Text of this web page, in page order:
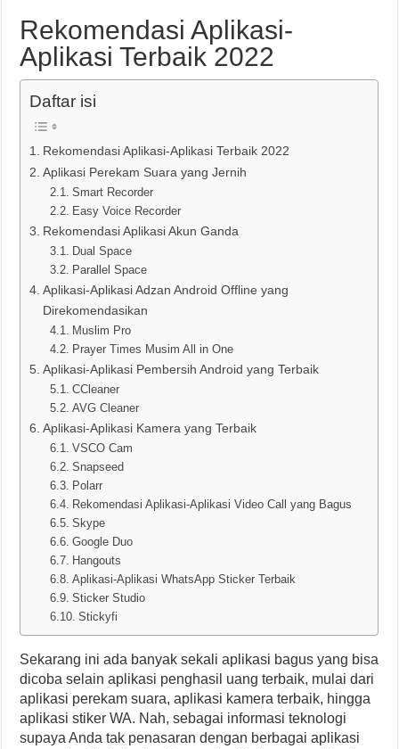
Rekomendasi Aplikasi-
Aplikasi Terbaik 2022
Daftar isi
Rekomendasi Aplikasi-Aplikasi Terbaik 2022
Aplikasi Perekam Suara yang Jernih
Smart Recorder
Easy Voice Recorder
Rekomendasi Aplikasi Akun Ganda
Dual Space
Parallel Space
Aplikasi-Aplikasi Adzan Android Offline yang
Direkomendasikan
Muslim Pro
Prayer Times Musim All in One
Aplikasi-Aplikasi Pembersih Android yang Terbaik
CCleaner
AVG Cleaner
Aplikasi-Aplikasi Kamera yang Terbaik
VSCO Cam
Snapseed
Polarr
Rekomendasi Aplikasi-Aplikasi Video Call yang Bagus
Skype
Google Duo
Hangouts
Aplikasi-Aplikasi WhatsApp Sticker Terbaik
Sticker Studio
Stickyfi
Sekarang ini ada banyak sekali aplikasi bagus yang bisa
dicoba selain aplikasi penghasil uang terbaik, mulai dari
aplikasi perekam suara, aplikasi kamera terbaik, hingga
aplikasi stiker WA. Nah, sebagai informasi teknologi
supaya Anda tak penasaran dengan berbagai aplikasi